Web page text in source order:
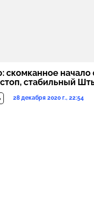
скомканное начало
стабильный
28 декабря 2020 г., 22:54